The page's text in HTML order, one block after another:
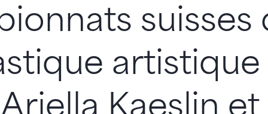
suisses
artistique
Kaeslin et